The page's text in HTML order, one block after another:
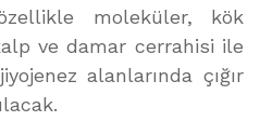
moleküler, kök
ve damar cerrahisi ile
alanlarında çığır